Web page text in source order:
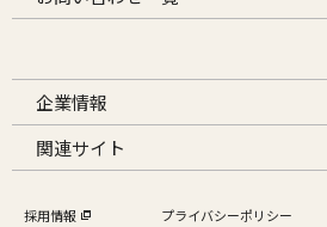
企業情報
関連サイト
採用情報 プライバシーポリシー